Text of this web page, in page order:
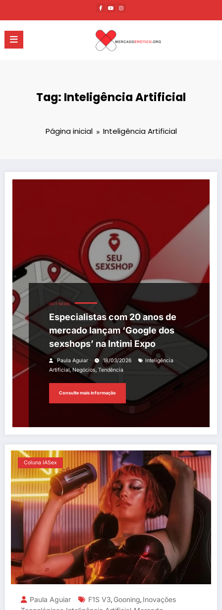
o
conteúdo
Tag: Inteligência Artificial
Página inicial Inteligência Artificial
HOT NEWS
Especialistas com 20 anos de
mercado lançam ‘Google dos
sexshops’ na Intimi Expo
Paula Aguiar 18/03/2026
Inteligência
Artificial,Negócios, Tendência
Consulte mais informação
Coluna IASex
Paula Aguiar F1S V3, Gooning, Inovações